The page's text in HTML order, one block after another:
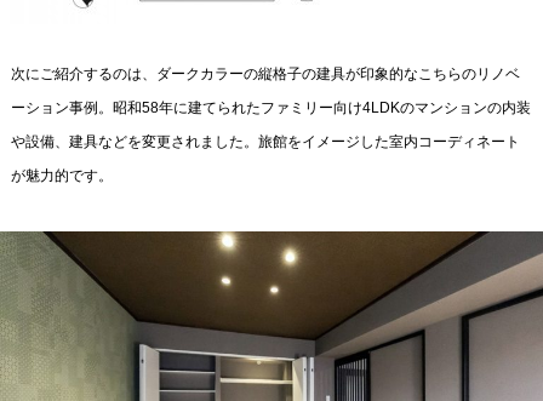
次にご紹介するのは、ダークカラーの縦格子の建具が印象的なこちらのリノベ
ーション事例。昭和58年に建てられたファミリー向け4LDKのマンションの内装
や設備、建具などを変更されました。旅館をイメージした室内コーディネート
が魅力的です。